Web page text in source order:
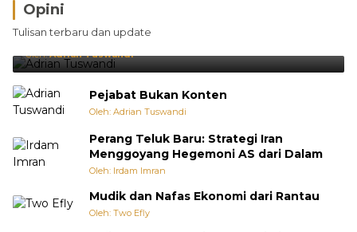
Opini
Tulisan terbaru dan update
Brasil Lebih Diunggulkan, tetapi Jepang Selalu
Punya Cara Membuat Kejutan
Oleh:Adrian Tuswandi
Pejabat Bukan Konten
Oleh: Adrian Tuswandi
Perang Teluk Baru: Strategi Iran
Menggoyang Hegemoni AS dari Dalam
Oleh: Irdam Imran
Mudik dan Nafas Ekonomi dari Rantau
Oleh: Two Efly